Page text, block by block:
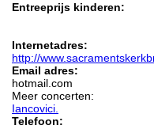
Entreeprijs kinderen:
Internetadres:
http://
Email adres:
hotmail.com
Meer concerten:
Iancovici.
Telefoon: